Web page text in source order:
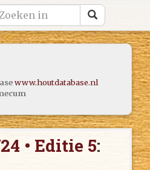
www.houtdatabase.nl
• Editie 5: